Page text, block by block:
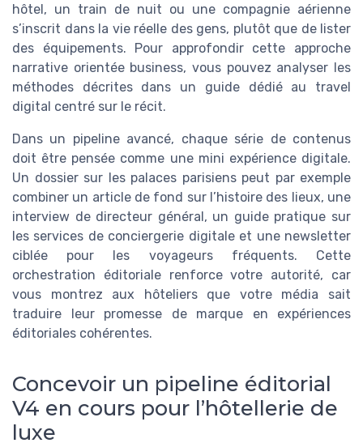
hôtel, un train de nuit ou une compagnie aérienne
s’inscrit dans la vie réelle des gens, plutôt que de lister
des équipements. Pour approfondir cette approche
narrative orientée business, vous pouvez analyser les
méthodes décrites dans un guide dédié au travel
digital centré sur le récit.
Dans un pipeline avancé, chaque série de contenus
doit être pensée comme une mini expérience digitale.
Un dossier sur les palaces parisiens peut par exemple
combiner un article de fond sur l’histoire des lieux, une
interview de directeur général, un guide pratique sur
les services de conciergerie digitale et une newsletter
ciblée pour les voyageurs fréquents. Cette
orchestration éditoriale renforce votre autorité, car
vous montrez aux hôteliers que votre média sait
traduire leur promesse de marque en expériences
éditoriales cohérentes.
Concevoir un pipeline éditorial
V4 en cours pour l’hôtellerie de
luxe